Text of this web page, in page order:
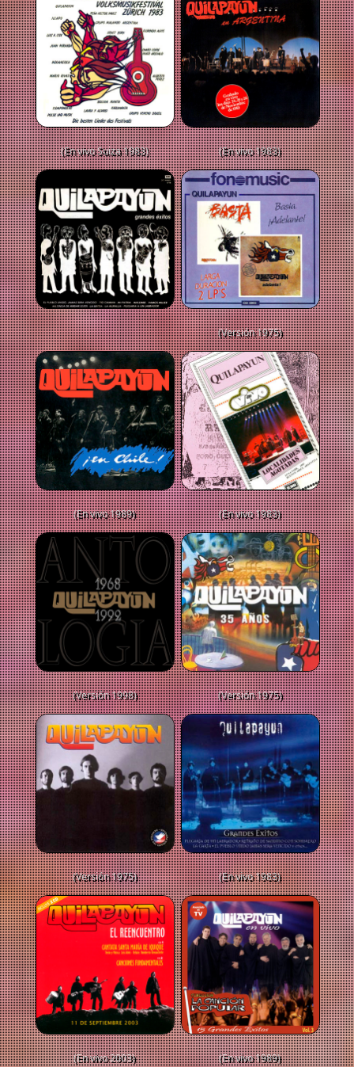
(En vivo Suiza 1983) (En vivo 1983)
(Versión 1975)
(En vivo 1989) (En vivo 1983)
(Versión 1998) (Versión 1975)
(Versión 1975) (En vivo 1983)
(En vivo 2003) (En vivo 1989)